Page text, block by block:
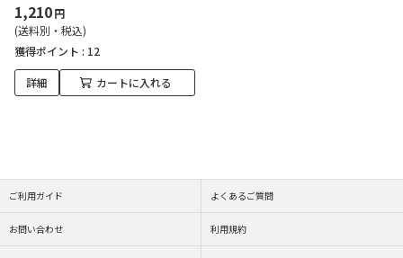
1,210円
(送料別・税込)
獲得ポイント : 12
詳細 カートに入れる
ご利用ガイド よくあるご質問
お問い合わせ 利用規約